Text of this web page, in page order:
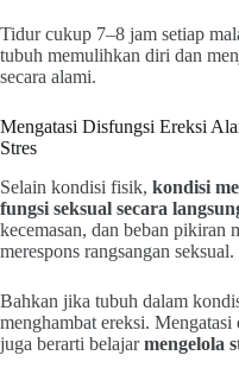
Tidur cukup 7–8 jam setiap
tubuh memulihkan diri dan
secara alami.
Mengatasi Disfungsi Ereksi
Stres
Selain kondisi fisik, kondisi
fungsi seksual secara
kecemasan, dan beban pikiran
merespons rangsangan seksual.
Bahkan jika tubuh dalam
menghambat ereksi.
juga berarti belajarmengelola